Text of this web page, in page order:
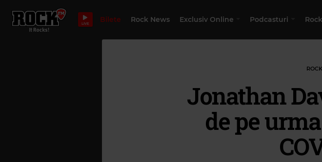
LIVE Bilete Rock News Exclusiv Online Podcasturi
Jonathan
de pe